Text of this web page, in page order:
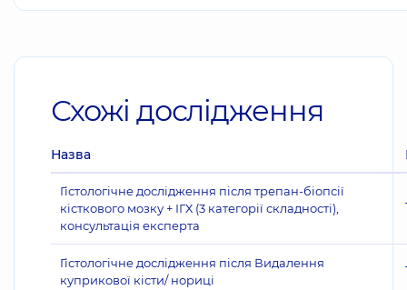
Схожі дослідження
Назва
Гістологічне дослідження після трепан-біопсії
кісткового мозку + ІГХ (3 категорії складності),
консультація експерта
Гістологічне дослідження після Видалення
куприкової кісти/ нориці